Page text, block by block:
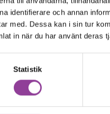
identifierare och annan
med. Dessa kan i sin tur
in när du har använt deras
Statistik